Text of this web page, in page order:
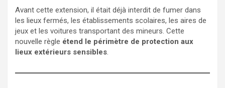
Avant cette extension, il était déjà interdit de fumer dans
les lieux fermés, les établissements scolaires, les aires de
jeux et les voitures transportant des mineurs. Cette
nouvelle règle étend le périmètre de protection aux
lieux extérieurs sensibles.